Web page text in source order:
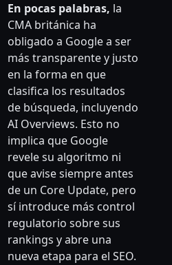
En pocas palabras, la
CMA británica ha
obligado a Google a ser
más transparente y justo
en la forma en que
clasifica los resultados
de búsqueda, incluyendo
AI Overviews. Esto no
implica que Google
revele su algoritmo ni
que avise siempre antes
de un Core Update, pero
sí introduce más control
regulatorio sobre sus
rankings y abre una
nueva etapa para el SEO.